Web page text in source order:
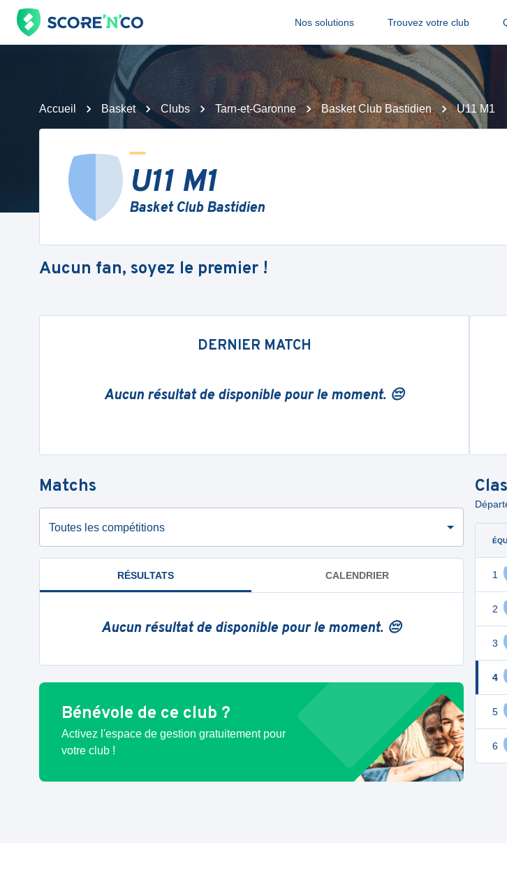
Nos solutions Trouvez votre club
Accueil Basket Clubs Tarn-et-Garonne Basket Club Bastidien U11 M1
U11 M1
Basket Club Bastidien
Aucun fan, soyez le premier !
DERNIER MATCH
Aucun résultat de disponible pour le moment. 😔
Matchs
Toutes les compétitions
RÉSULTATS CALENDRIER
Aucun résultat de disponible pour le moment. 😔
Bénévole de ce club ?
Activez l'espace de gestion gratuitement pour
votre club !
1
2
3
4
5
6